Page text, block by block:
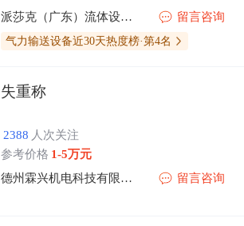
派莎克（广东）流体设备技术有限公司
留言咨询
气力输送设备近30天热度榜·第4名
失重称
2388 人次关注
参考价格 1-5万元
德州霖兴机电科技有限公司
留言咨询